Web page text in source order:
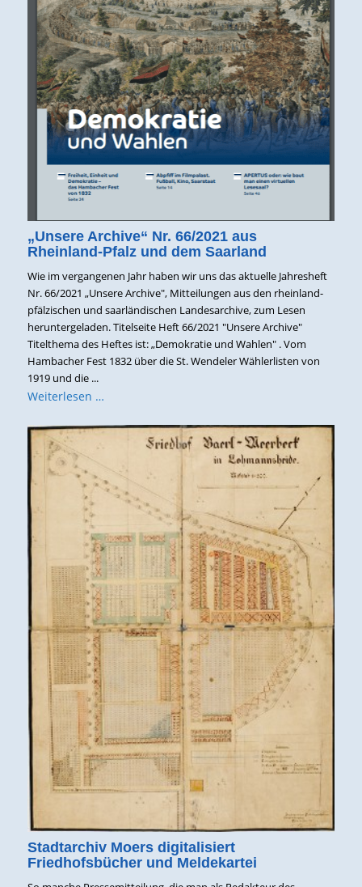
„Unsere Archive“ Nr. 66/2021 aus
Rheinland-Pfalz und dem Saarland
Wie im vergangenen Jahr haben wir uns das aktuelle Jahresheft
Nr. 66/2021 „Unsere Archive", Mitteilungen aus den rheinland-
pfälzischen und saarländischen Landesarchive, zum Lesen
heruntergeladen. Titelseite Heft 66/2021 "Unsere Archive"
Titelthema des Heftes ist: „Demokratie und Wahlen" . Vom
Hambacher Fest 1832 über die St. Wendeler Wählerlisten von
1919 und die ...
Weiterlesen …
Stadtarchiv Moers digitalisiert
Friedhofsbücher und Meldekartei